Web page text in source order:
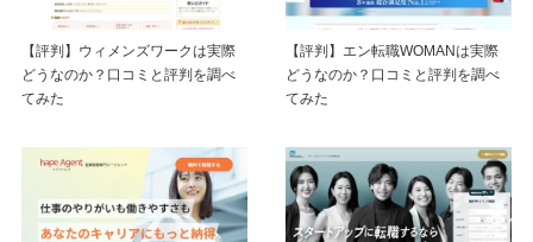
【評判】ウィメンズワークは実際
どうなのか？口コミと評判を調べ
てみた
【評判】エン転職WOMANは実際
どうなのか？口コミと評判を調べ
てみた